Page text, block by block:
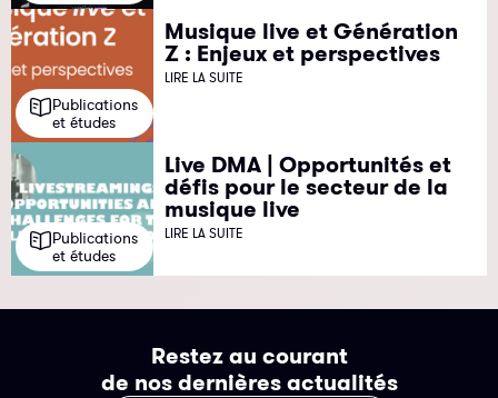
Publications
et études
Musique live et Génération
Z : Enjeux et perspectives
LIRE LA SUITE
Publications
et études
Live DMA | Opportunités et
défis pour le secteur de la
musique live
LIRE LA SUITE
Restez au courant
de nos dernières actualités